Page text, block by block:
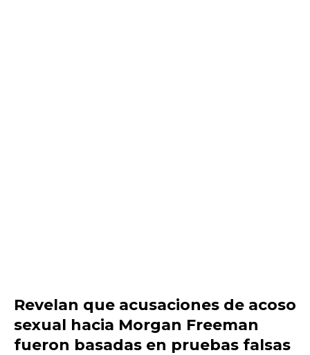
Revelan que acusaciones de acoso
sexual hacia Morgan Freeman
fueron basadas en pruebas falsas